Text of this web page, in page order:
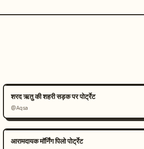
शरद ऋतु की शहरी सड़क पर पोर्ट्रेट
@Aqsa
आरामदायक मॉर्निंग पिलो पोर्ट्रेट